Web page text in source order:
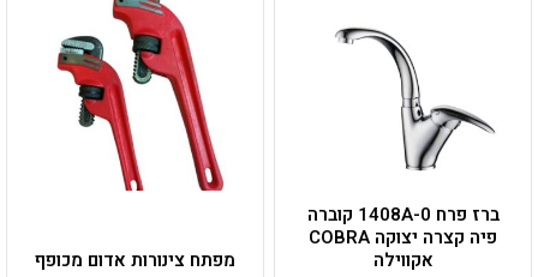
ברז פרח 1408A-0 קוברה
פיה קצרה יצוקה COBRA
אקווילה
מפתח צינורות אדום מכופף
יש
מספר
סוגים.
ניתן
לבחור
את
האפשרויות
בעמוד